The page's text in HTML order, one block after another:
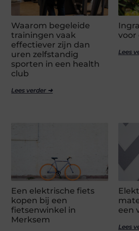
Waarom begeleide
trainingen vaak
effectiever zijn dan
uren zelfstandig
sporten in een health
club
Lees verder ➜
voor
Lees
Een elektrische fiets
kopen bij een
fietsenwinkel in
Merksem
een
Lees